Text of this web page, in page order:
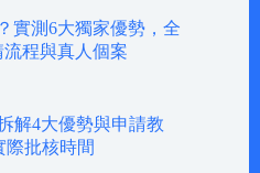
實測6大獨家優勢，全
流程與真人個案
解4大優勢與申請教
際批核時間